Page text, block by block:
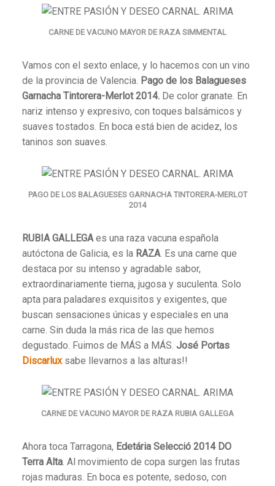
CARNE DE VACUNO MAYOR DE RAZA SIMMENTAL
Vamos con el sexto enlace, y lo hacemos con un vino
de la provincia de Valencia. Pago de los Balagueses
Garnacha Tintorera-Merlot 2014. De color granate. En
nariz intenso y expresivo, con toques balsámicos y
suaves tostados. En boca está bien de acidez, los
taninos son suaves.
PAGO DE LOS BALAGUESES GARNACHA TINTORERA-MERLOT
2014
RUBIA GALLEGAes una raza vacuna española
autóctona de Galicia, es la RAZA. Es una carne que
destaca por su intenso y agradable sabor,
extraordinariamente tierna, jugosa y suculenta. Solo
apta para paladares exquisitos y exigentes, que
buscan sensaciones únicas y especiales en una
carne. Sin duda la más rica de las que hemos
degustado. Fuimos de MÁS a MÁS. José Portas
Discarluxsabe llevarnos a las alturas!!
CARNE DE VACUNO MAYOR DE RAZA RUBIA GALLEGA
Ahora toca Tarragona, Edetária Selecció 2014 DO
Terra Alta. Al movimiento de copa surgen las frutas
rojas maduras. En boca es potente, sedoso, con